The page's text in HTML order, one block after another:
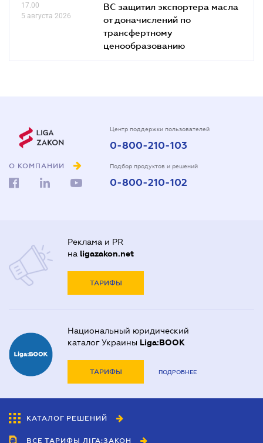
17.00
5 августа 2026
ВС защитил экспортера масла
от доначислений по
трансфертному
ценообразованию
О КОМПАНИИ
Центр поддержки пользователей
0-800-210-103
Подбор продуктов и решений
0-800-210-102
Реклама и PR
на ligazakon.net
ТАРИФЫ
Национальный юридический
каталог Украины Liga:BOOK
ТАРИФЫ ПОДРОБНЕЕ
КАТАЛОГ РЕШЕНИЙ
ВСЕ ТАРИФЫ ЛІГА:ЗАКОН